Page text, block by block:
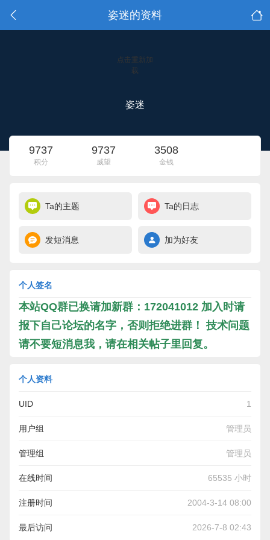
姿迷的资料
点击重新加
载
姿迷
9737
积分
9737
威望
3508
金钱
Ta的主题 Ta的日志
发短消息 加为好友
个人签名
本站QQ群已换请加新群：172041012 加入时请
报下自己论坛的名字，否则拒绝进群！ 技术问题
请不要短消息我，请在相关帖子里回复。
个人资料
UID 1
用户组 管理员
管理组 管理员
在线时间 65535 小时
注册时间 2004-3-14 08:00
最后访问 2026-7-8 02:43